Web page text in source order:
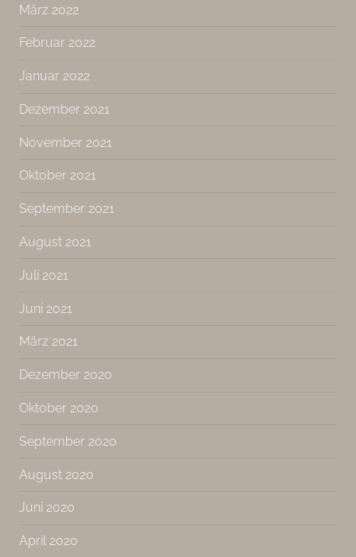
März 2022
Februar 2022
Januar 2022
Dezember 2021
November 2021
Oktober 2021
September 2021
August 2021
Juli 2021
Juni 2021
März 2021
Dezember 2020
Oktober 2020
September 2020
August 2020
Juni 2020
April 2020